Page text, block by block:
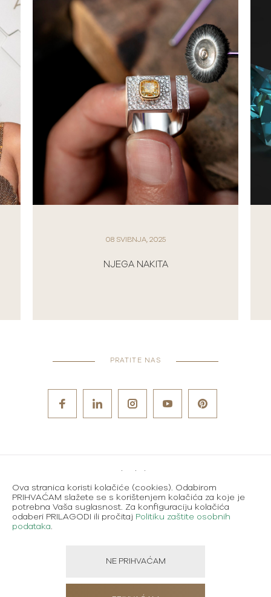
08 SVIBNJA, 2025
NJEGA NAKITA
PRATITE NAS
Karijere
Uvjeti korištenja
Created using magic by
Ova stranica koristi kolačiće (cookies). Odabirom
PRIHVAĆAM slažete se s korištenjem kolačića za koje je
potrebna Vaša suglasnost. Za konfiguraciju kolačića
odaberi PRILAGODI ili pročitaj Politiku zaštite osobnih
podataka.
NE PRIHVAĆAM